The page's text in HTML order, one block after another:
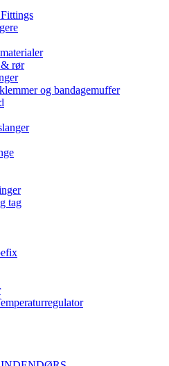
rør
og bandagemuffer
tag